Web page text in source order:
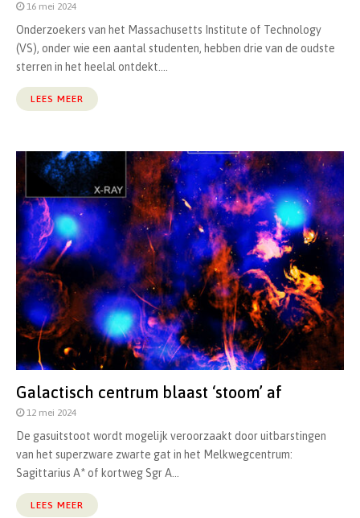
16 mei 2024
Onderzoekers van het Massachusetts Institute of Technology
(VS), onder wie een aantal studenten, hebben drie van de oudste
sterren in het heelal ontdekt....
LEES MEER
Galactisch centrum blaast ‘stoom’ af
12 mei 2024
De gasuitstoot wordt mogelijk veroorzaakt door uitbarstingen
van het superzware zwarte gat in het Melkwegcentrum:
Sagittarius A* of kortweg Sgr A...
LEES MEER